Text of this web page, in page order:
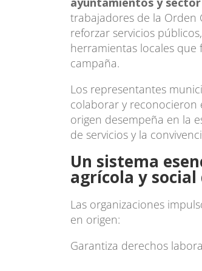
trabajadores de la Orden
reforzar servicios
herramientas locales
campaña.
Los representantes
colaborar y reconocieron
origen desempeña en la
de servicios y la
Un sistema
agrícola y social
Las organizaciones
en origen:
Garantiza derechos